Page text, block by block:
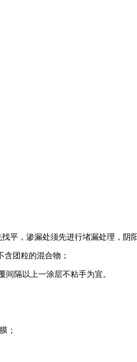
平，渗漏处须先进行堵漏处理，阴
团粒的混合物；
间隔以上一涂层不粘手为宜。
；